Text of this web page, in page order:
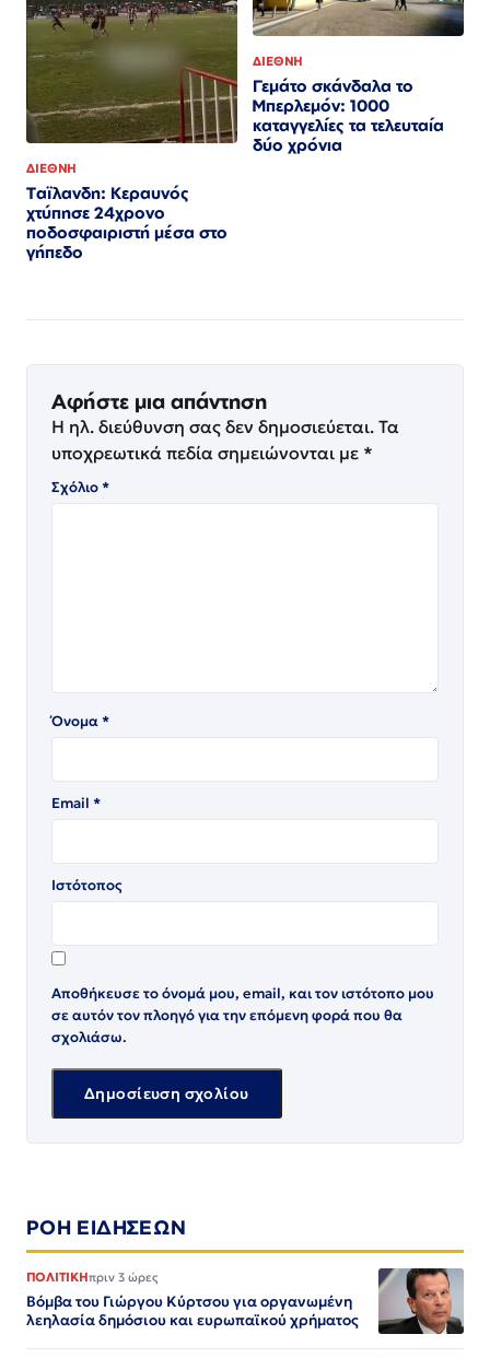
ΔΙΕΘΝΗ
Ταϊλανδη: Κεραυνός
χτύπησε 24χρονο
ποδοσφαιριστή μέσα στο
γήπεδο
ΔΙΕΘΝΗ
Γεμάτο σκάνδαλα το
Μπερλεμόν: 1000
καταγγελίες τα τελευταία
δύο χρόνια
Αφήστε μια απάντηση
Η ηλ. διεύθυνση σας δεν δημοσιεύεται. Τα
υποχρεωτικά πεδία σημειώνονται με *
Σχόλιο*
Όνομα*
Email *
Ιστότοπος
Αποθήκευσε το όνομά μου, email, και τον ιστότοπο μου
σε αυτόν τον πλοηγό για την επόμενη φορά που θα
σχολιάσω.
ΡΟΗ ΕΙΔΗΣΕΩΝ
ΠΟΛΙΤΙΚΗπριν 3 ώρες
Βόμβα του Γιώργου Κύρτσου για οργανωμένη
λεηλασία δημόσιου και ευρωπαϊκού χρήματος